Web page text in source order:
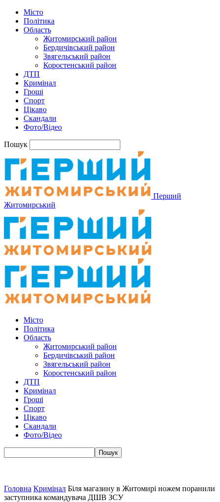
Місто
Політика
Область
Житомирський район
Бердичівський район
Звягельський район
Коростенський район
ДТП
Кримінал
Гроші
Спорт
Цікаво
Скандали
Фото/Відео
Пошук
Перший
Житомирський
Місто
Політика
Область
Житомирський район
Бердичівський район
Звягельський район
Коростенський район
ДТП
Кримінал
Гроші
Спорт
Цікаво
Скандали
Фото/Відео
Головна Кримінал Біля магазину в Житомирі ножем поранили
заступника командувача ДШВ ЗСУ